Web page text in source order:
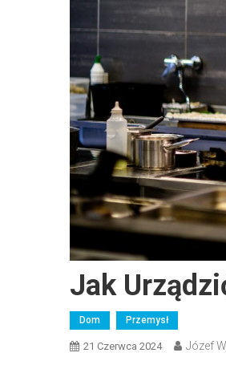
Jak
Dom Przemysł
21 Czerwca 2024 Józef